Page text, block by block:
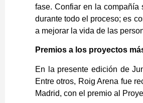
fase. Confiar en la compañía
durante todo el proceso; es
a mejorar la vida de las
Premios a los proyectos
En la presente edición de
Entre otros, Roig Arena fue
Madrid, con el premio al